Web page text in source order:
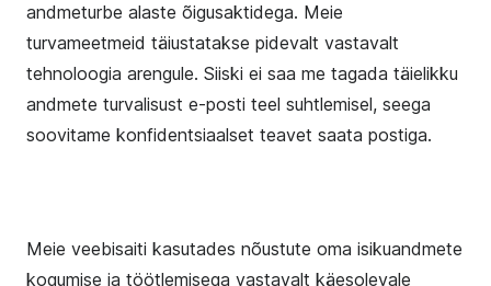
andmeturbe alaste õigusaktidega. Meie
turvameetmeid täiustatakse pidevalt vastavalt
tehnoloogia arengule. Siiski ei saa me tagada täielikku
andmete turvalisust e-posti teel suhtlemisel, seega
soovitame konfidentsiaalset teavet saata postiga.
Meie veebisaiti kasutades nõustute oma isikuandmete
kogumise ja töötlemisega vastavalt käesolevale